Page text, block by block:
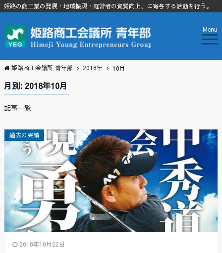
姫路の商工業の発展・地域振興・経営者の資質向上、に寄与する活動を行う。
Menu
姫路商工会議所 青年部 2018年 10月
月別: 2018年10月
記事一覧
過去の実績
2018年10月22日